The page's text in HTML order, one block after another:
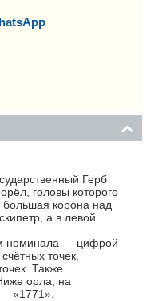
Герб
головы которого
корона над
а в левой
номинала — цифрой
точек,
Также
орла, на
«1771».